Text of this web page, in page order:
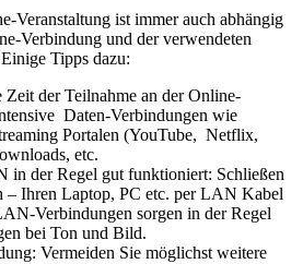
Veranstaltung ist immer auch abhängig
Verbindung und der verwendeten
Tipps dazu:
der Teilnahme an der Online-
Daten-Verbindungen wie
Portalen (YouTube, Netflix,
etc.
der Regel gut funktioniert: Schließen
– Ihren Laptop, PC etc. per LAN Kabel
Verbindungen sorgen in der Regel
bei Ton und Bild.
Vermeiden Sie möglichst weitere